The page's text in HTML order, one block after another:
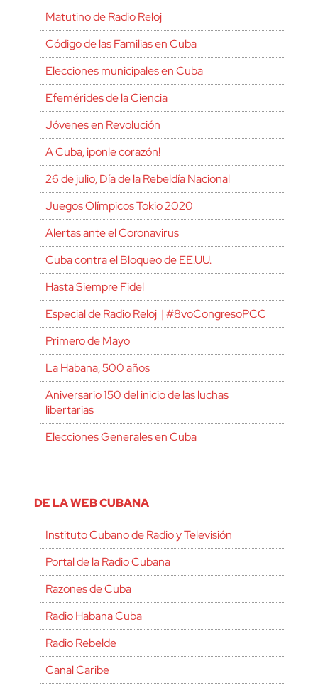
Matutino de Radio Reloj
Código de las Familias en Cuba
Elecciones municipales en Cuba
Efemérides de la Ciencia
Jóvenes en Revolución
A Cuba, ¡ponle corazón!
26 de julio, Día de la Rebeldía Nacional
Juegos Olímpicos Tokio 2020
Alertas ante el Coronavirus
Cuba contra el Bloqueo de EE.UU.
Hasta Siempre Fidel
Especial de Radio Reloj | #8voCongresoPCC
Primero de Mayo
La Habana, 500 años
Aniversario 150 del inicio de las luchas
libertarias
Elecciones Generales en Cuba
DE LA WEB CUBANA
Instituto Cubano de Radio y Televisión
Portal de la Radio Cubana
Razones de Cuba
Radio Habana Cuba
Radio Rebelde
Canal Caribe